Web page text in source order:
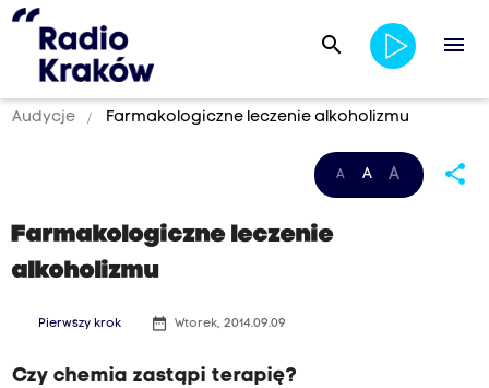
search menu
Audycje Farmakologiczne leczenie alkoholizmu
A A A share
Farmakologiczne leczenie
alkoholizmu
Pierwszy krok date_range Wtorek, 2014.09.09
Czy chemia zastąpi terapię?